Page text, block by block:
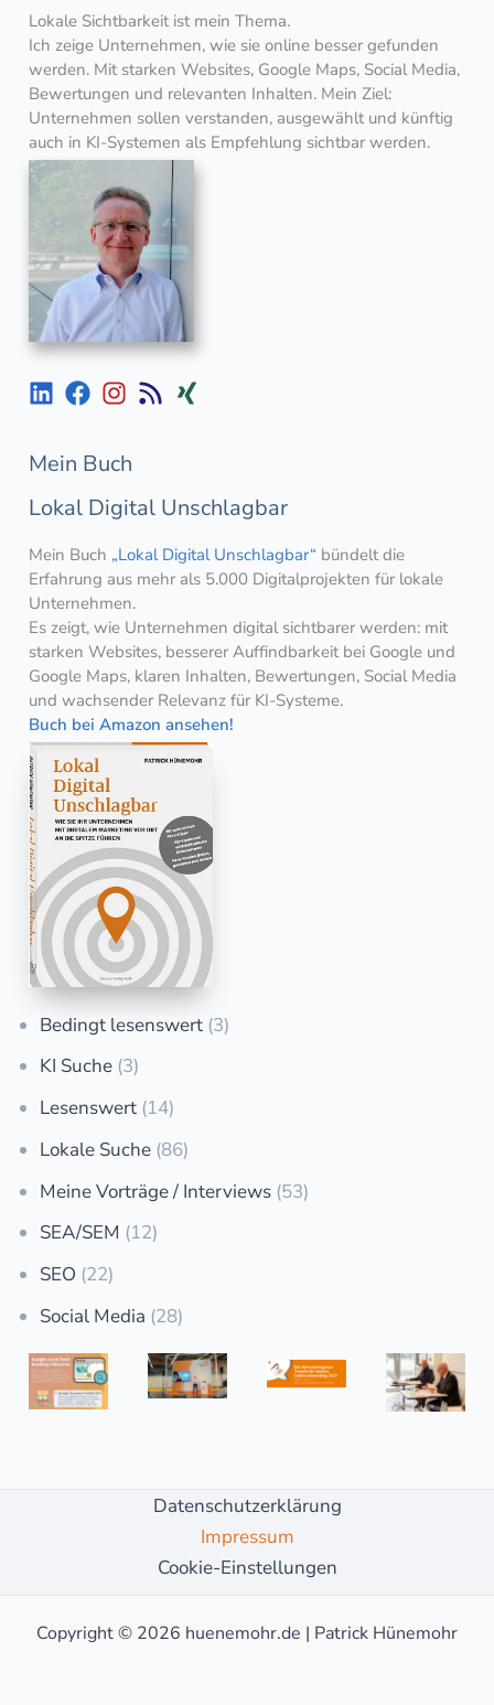
Lokale Sichtbarkeit ist mein Thema.
Ich zeige Unternehmen, wie sie online besser gefunden
werden. Mit starken Websites, Google Maps, Social Media,
Bewertungen und relevanten Inhalten. Mein Ziel:
Unternehmen sollen verstanden, ausgewählt und künftig
auch in KI-Systemen als Empfehlung sichtbar werden.
Mein Buch
Lokal Digital Unschlagbar
Mein Buch „Lokal Digital Unschlagbar“ bündelt die
Erfahrung aus mehr als 5.000 Digitalprojekten für lokale
Unternehmen.
Es zeigt, wie Unternehmen digital sichtbarer werden: mit
starken Websites, besserer Auffindbarkeit bei Google und
Google Maps, klaren Inhalten, Bewertungen, Social Media
und wachsender Relevanz für KI-Systeme.
Buch bei Amazon ansehen!
Bedingt lesenswert (3)
KI Suche (3)
Lesenswert (14)
Lokale Suche (86)
Meine Vorträge / Interviews (53)
SEA/SEM (12)
SEO (22)
Social Media (28)
Datenschutzerklärung
Impressum
Cookie-Einstellungen
Copyright © 2026 huenemohr.de | Patrick Hünemohr